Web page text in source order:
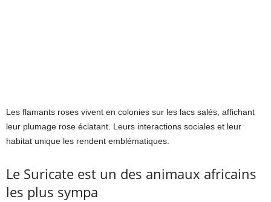
Les flamants roses vivent en colonies sur les lacs salés, affichant
leur plumage rose éclatant. Leurs interactions sociales et leur
habitat unique les rendent emblématiques.
Le Suricate est un des animaux africains
les plus sympa